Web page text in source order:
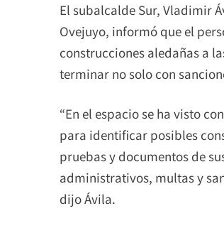
El subalcalde Sur, Vladimir
Ovejuyo, informó que el
construcciones aledañas a
terminar no solo con
“En el espacio se ha visto
para identificar posibles
pruebas y documentos de
administrativos, multas y
dijo Ávila.